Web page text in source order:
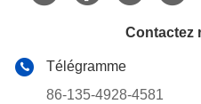
Contactez
Télégramme
86-135-4928-4581